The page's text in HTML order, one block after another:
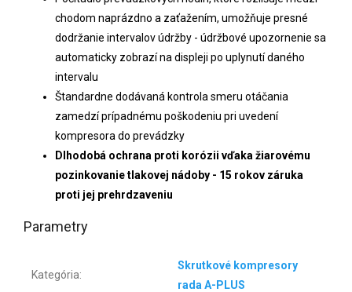
chodom naprázdno a zaťažením, umožňuje presné
dodržanie intervalov údržby - údržbové upozornenie sa
automaticky zobrazí na displeji po uplynutí daného
intervalu
Štandardne dodávaná kontrola smeru otáčania
zamedzí prípadnému poškodeniu pri uvedení
kompresora do prevádzky
Dlhodobá ochrana proti korózii vďaka žiarovému
pozinkovanie tlakovej nádoby - 15 rokov záruka
proti jej prehrdzaveniu
Parametry
Kategória:
Skrutkové kompresory
rada A-PLUS